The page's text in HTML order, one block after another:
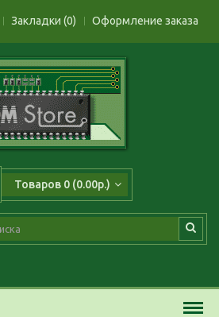
Закладки (0) Оформление заказа
Товаров 0 (0.00р.)